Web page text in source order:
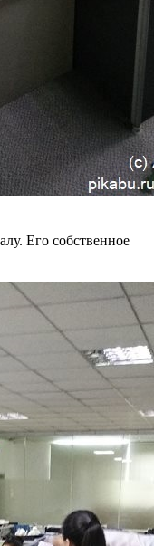
Его собственное